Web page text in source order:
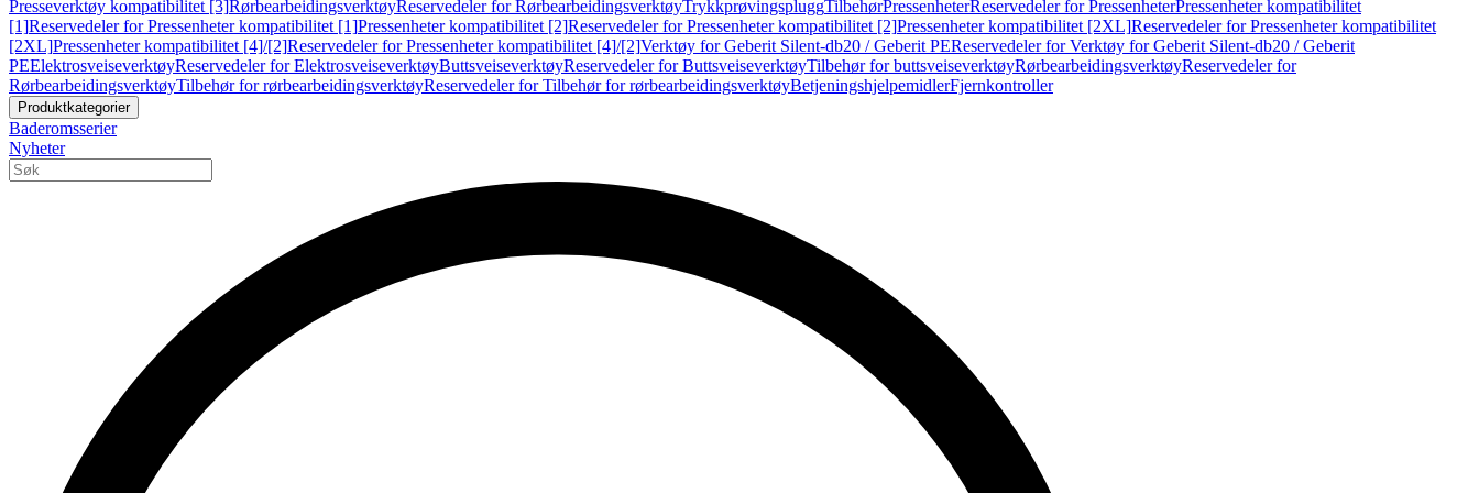
Presseverktøy kompatibilitet [3]RørbearbeidingsverktøyReservedeler for RørbearbeidingsverktøyTrykkprøvingspluggTilbehørPressenheterReservedeler for PressenheterPressenheter kompatibilitet
[1]Reservedeler for Pressenheter kompatibilitet [1]Pressenheter kompatibilitet [2]Reservedeler for Pressenheter kompatibilitet [2]Pressenheter kompatibilitet [2XL]Reservedeler for Pressenheter kompatibilitet
[2XL]Pressenheter kompatibilitet [4]/[2]Reservedeler for Pressenheter kompatibilitet [4]/[2]Verktøy for Geberit Silent-db20 / Geberit PEReservedeler for Verktøy for Geberit Silent-db20 / Geberit
PEElektrosveiseverktøyReservedeler for ElektrosveiseverktøyButtsveiseverktøyReservedeler for ButtsveiseverktøyTilbehør for buttsveiseverktøyRørbearbeidingsverktøyReservedeler for
RørbearbeidingsverktøyTilbehør for rørbearbeidingsverktøyReservedeler for Tilbehør for rørbearbeidingsverktøyBetjeningshjelpemidlerFjernkontroller
Produktkategorier
Baderomsserier
Nyheter